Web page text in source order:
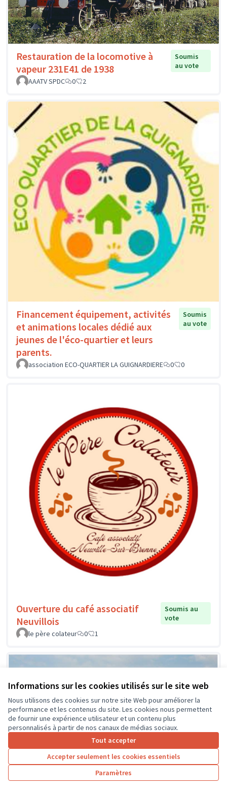
Informations sur les cookies utilisés sur le site web
Nous utilisons des cookies sur notre site Web pour améliorer la
performance et les contenus du site. Les cookies nous permettent
de fournir une expérience utilisateur et un contenu plus
personnalisés à partir de nos canaux de médias sociaux.
Tout accepter
Accepter seulement les cookies essentiels
Paramètres
Restauration de la locomotive à
vapeur 231E41 de 1938
Soumis
au vote
AAATV SPDC
0 2
Financement équipement, activités
et animations locales dédié aux
jeunes de l'éco-quartier et leurs
parents.
Soumis
au vote
association ECO-QUARTIER LA GUIGNARDIERE 0 0
Ouverture du café associatif
Neuvillois
Soumis au
vote
le père colateur
0 1